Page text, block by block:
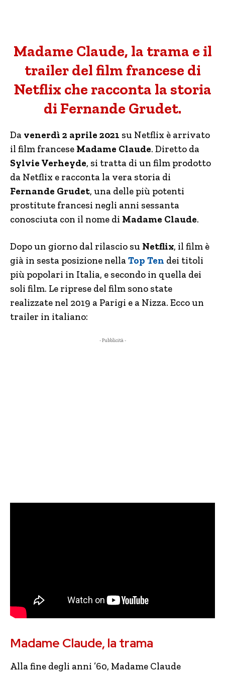
Madame Claude, la trama e il
trailer del film francese di
Netflix che racconta la storia
di Fernande Grudet.
Da venerdì 2 aprile 2021 su Netflix è arrivato
il film francese Madame Claude. Diretto da
Sylvie Verheyde, si tratta di un film prodotto
da Netflix e racconta la vera storia di
Fernande Grudet, una delle più potenti
prostitute francesi negli anni sessanta
conosciuta con il nome di Madame Claude.
Dopo un giorno dal rilascio su Netflix, il film è
già in sesta posizione nellaTop Ten dei titoli
più popolari in Italia, e secondo in quella dei
soli film. Le riprese del film sono state
realizzate nel 2019 a Parigi e a Nizza. Ecco un
trailer in italiano:
- Pubblicità -
Madame Claude, la trama
Alla fine degli anni ’60, Madame Claude